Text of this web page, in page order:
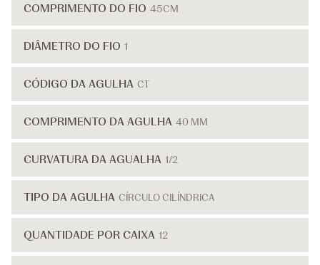
COMPRIMENTO DO FIO 45CM
DIÂMETRO DO FIO 1
CÓDIGO DA AGULHA CT
COMPRIMENTO DA AGULHA 40 MM
CURVATURA DA AGUALHA 1/2
TIPO DA AGULHA CÍRCULO CILÍNDRICA
QUANTIDADE POR CAIXA 12